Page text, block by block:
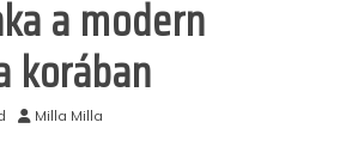
a modern
korában
Milla Milla